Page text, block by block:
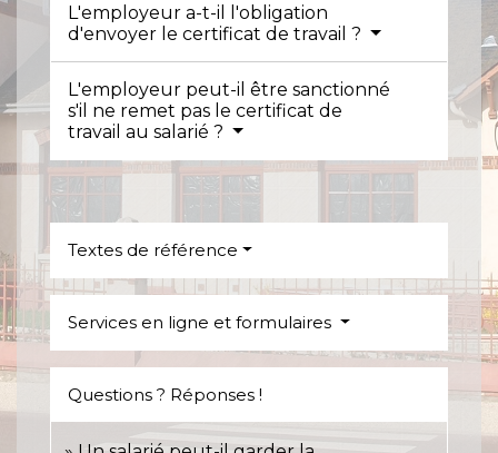
L'employeur a-t-il l'obligation
d'envoyer le certificat de travail ?
L'employeur peut-il être sanctionné
s'il ne remet pas le certificat de
travail au salarié ?
Textes de référence
Services en ligne et formulaires
Questions ? Réponses !